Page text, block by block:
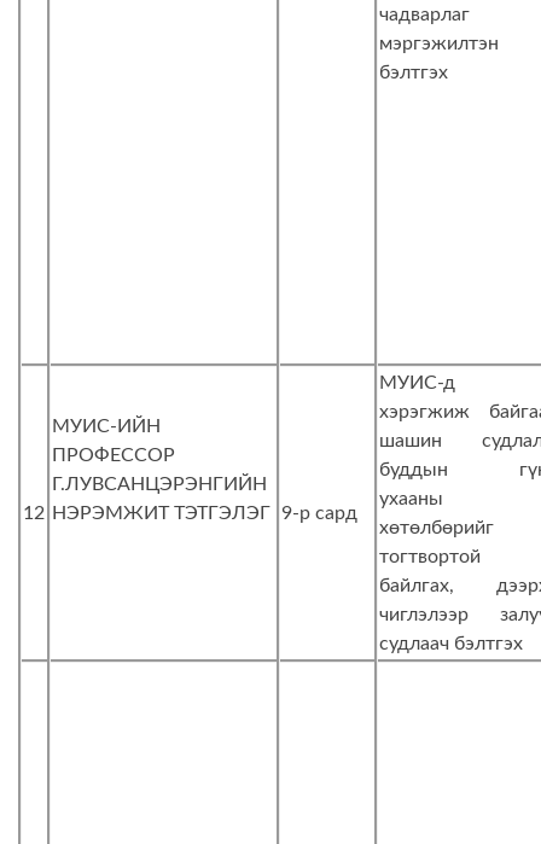
чадварлаг
мэргэжилтэн
бэлтгэх
12
МУИС-ИЙН
ПРОФЕССОР
Г.ЛУВСАНЦЭРЭНГИЙН
НЭРЭМЖИТ ТЭТГЭЛЭГ
9-р сард
МУИС-д
хэрэгжиж
шашин
буддын
ухааны
хөтөлбөрийг
тогтвортой
байлгах,
чиглэлээр
судлаач бэлтгэх